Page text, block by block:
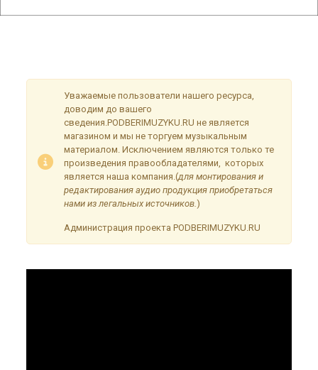
Уважаемые пользователи нашего ресурса,
доводим до вашего
сведения.PODBERIMUZYKU.RU не является
магазином и мы не торгуем музыкальным
материалом. Исключением являются только те
произведения правообладателями, которых
является наша компания.(для монтирования и
редактирования аудио продукция приобретаться
нами из легальных источников.)
Администрация проекта PODBERIMUZYKU.RU